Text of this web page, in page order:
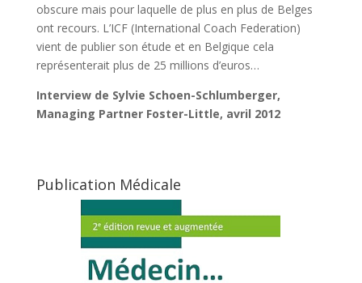
obscure mais pour laquelle de plus en plus de Belges
ont recours. L’ICF (International Coach Federation)
vient de publier son étude et en Belgique cela
représenterait plus de 25 millions d’euros…
Interview de Sylvie Schoen-Schlumberger,
Managing Partner Foster-Little, avril 2012
Publication Médicale